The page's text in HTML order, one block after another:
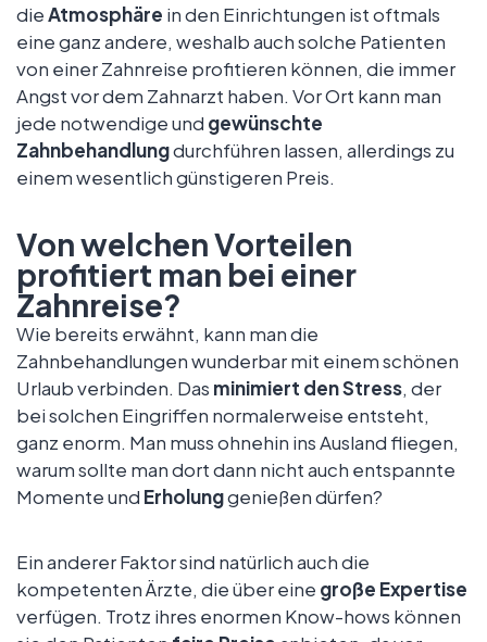
dieAtmosphäre in den Einrichtungen ist oftmals
eine ganz andere, weshalb auch solche Patienten
von einer Zahnreise profitieren können, die immer
Angst vor dem Zahnarzt haben. Vor Ort kann man
jede notwendige und gewünschte
Zahnbehandlungdurchführen lassen, allerdings zu
einem wesentlich günstigeren Preis.
Von welchen Vorteilen
profitiert man bei einer
Zahnreise?
Wie bereits erwähnt, kann man die
Zahnbehandlungen wunderbar mit einem schönen
Urlaub verbinden. Das minimiert den Stress, der
bei solchen Eingriffen normalerweise entsteht,
ganz enorm. Man muss ohnehin ins Ausland fliegen,
warum sollte man dort dann nicht auch entspannte
Momente und Erholunggenießen dürfen?
Ein anderer Faktor sind natürlich auch die
kompetenten Ärzte, die über eine große Expertise
verfügen. Trotz ihres enormen Know-hows können